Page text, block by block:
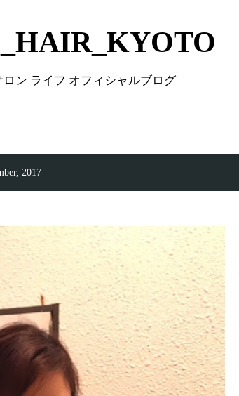
ン ライフ オフィシャルブログ
2017